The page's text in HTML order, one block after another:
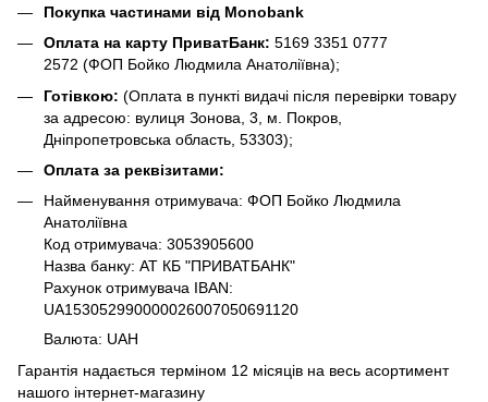
Покупка частинами від Monobank
Оплата на карту ПриватБанк: 5169 3351 0777
2572 (ФОП Бойко Людмила Анатоліївна);
Готівкою: (Оплата в пункті видачі після перевірки товару
за адресою: вулиця Зонова, 3, м. Покров,
Дніпропетровська область, 53303);
Оплата за реквізитами:
Найменування отримувача: ФОП Бойко Людмила
Анатоліївна
Код отримувача: 3053905600
Назва банку: АТ КБ "ПРИВАТБАНК"
Рахунок отримувача IBAN:
UA153052990000026007050691120
Валюта: UAH
Гарантія надається терміном 12 місяців на весь асортимент
нашого інтернет-магазину